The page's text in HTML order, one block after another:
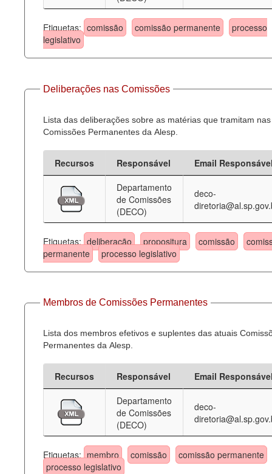
Etiquetas: comissão comissão permanente
processo
legislativo
Deliberações nas Comissões
Lista das deliberações sobre as matérias que tramitam nas
Comissões Permanentes da Alesp.
Recursos Responsável
Email
Departamento
de Comissões
(DECO)
deco-
Etiquetas: deliberação propositura comissão
permanente
processo legislativo
Membros de Comissões Permanentes
Lista dos membros efetivos e suplentes das atuais
Permanentes da Alesp.
Recursos Responsável
Email
Departamento
de Comissões
(DECO)
deco-
Etiquetas: membro comissão
comissão permanente
processo legislativo